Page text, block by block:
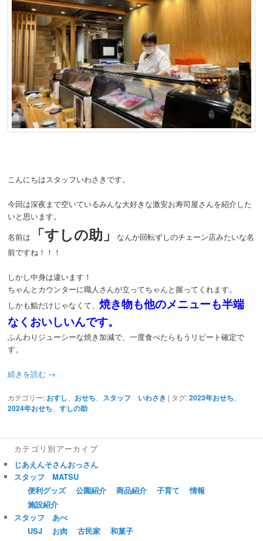
こんにちはスタッフいわさきです。
今回は深夜まで空いているみんな大好きな激安お寿司屋さんを紹介した
いと思います。
名前は
「すしの助」
なんか回転ずしのチェーン店みたいな名
前ですね！！！
しかし中身は違います！
ちゃんとカウンターに職人さんが立ってちゃんと握ってくれます。
しかも鮨だけじゃなくて、焼き物も他のメニューも半端
なくおいしいんです。
ふんわりジューシーな焼き加減で、一度食べたらもうリピート確定で
す。
続きを読む →
カテゴリー: おすし おせち スタッフ いわさき | タグ: 2023年おせち
2024年おせち 、すしの助
カテゴリ別アーカイブ
じあえんそさんおっさん
スタッフ MATSU
便利グッズ
公園紹介 商品紹介 子育て
情報
施設紹介
スタッフ あべ
USJ
お肉 古民家
和菓子